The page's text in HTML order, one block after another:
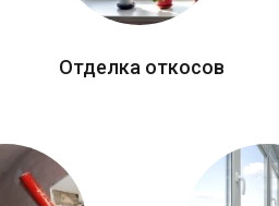
Отделка откосов